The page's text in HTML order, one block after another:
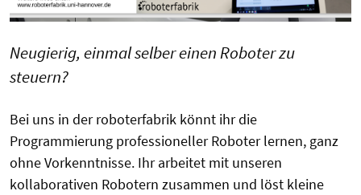
Neugierig, einmal selber einen Roboter zu
steuern?
Bei uns in der roboterfabrik könnt ihr die
Programmierung professioneller Roboter lernen, ganz
ohne Vorkenntnisse. Ihr arbeitet mit unseren
kollaborativen Robotern zusammen und löst kleine